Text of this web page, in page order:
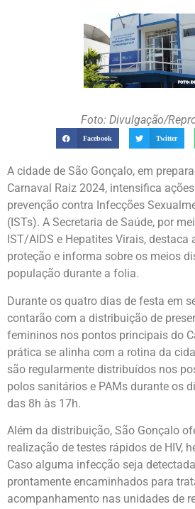
Foto: Divulgação/
Facebook Twitter
A cidade de São Gonçalo, em
Carnaval Raiz 2024, intensifica
prevenção contra Infecções
(ISTs). A Secretaria de Saúde, por
IST/AIDS e Hepatites Virais,
proteção e informa sobre os meios
população durante a folia.
Durante os quatro dias de festa em
contarão com a distribuição de
femininos nos pontos principais do
prática se alinha com a rotina da
são regularmente distribuídos nos
polos sanitários e PAMs durante os
das 8h às 17h.
Além da distribuição, São Gonçalo
realização de testes rápidos de HIV,
Caso alguma infecção seja
prontamente encaminhados para
acompanhamento nas unidades de